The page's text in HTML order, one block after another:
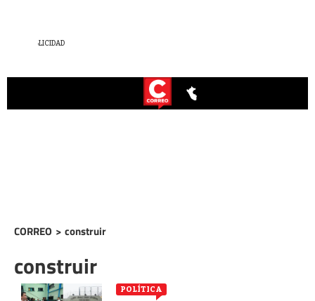
CORREO > construir
construir
POLÍTICA